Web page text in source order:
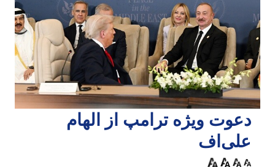
دعوت ویژه ترامپ از الهام
علی‌اف